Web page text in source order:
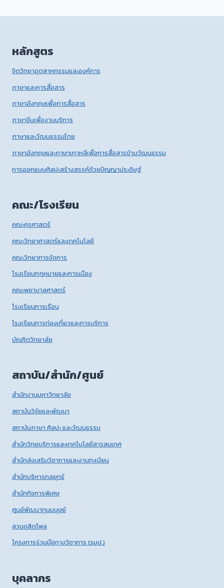
DIFFERENCES
CULTURE”
หลักสูตร
จิตวิทยาอุตสาหกรรมและองค์การ
ภาษาและการสื่อสาร
ภาษาอังกฤษเพื่อการสื่อสาร
ภาษาจีนเพื่องานบริการ
ภาษาและวัฒนธรรมไทย
ภาษาอังกฤษและภาษาเกาหลีเพื่อการสื่อสารข้ามวัฒนธรรม
การออกแบบศิลปะสร้างสรรค์ด้วยปัญญาประดิษฐ์
คณะ/โรงเรียน
คณะครุศาสตร์
คณะวิทยาศาสตร์และเทคโนโลยี
คณะวิทยาการจัดการ
โรงเรียนกฎหมายและการเมือง
คณะพยาบาลศาสตร์
โรงเรียนการเรือน
โรงเรียนการท่องเที่ยวและการบริการ
บัณฑิตวิทยาลัย
สถาบัน/สำนัก/ศูนย์
สำนักงานมหาวิทยาลัย
สถาบันวิจัยและพัฒนา
สถาบันภาษา ศิลปะ และวัฒนธรรม
สำนักวิทยบริการและเทคโนโลยีสารสนเทศ
สำนักส่งเสริมวิชาการและงานทะเบียน
สำนักบริหารกลยุทธ์
สำนักกิจการพิเศษ
ศูนย์พัฒนาทุนมนุษย์
สวนดุสิตโพล
โครงการร่วมมือทางวิชาการ (รมป.)
บุคลากร